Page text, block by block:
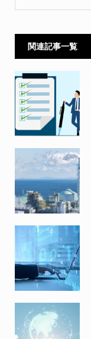
関連記事一覧